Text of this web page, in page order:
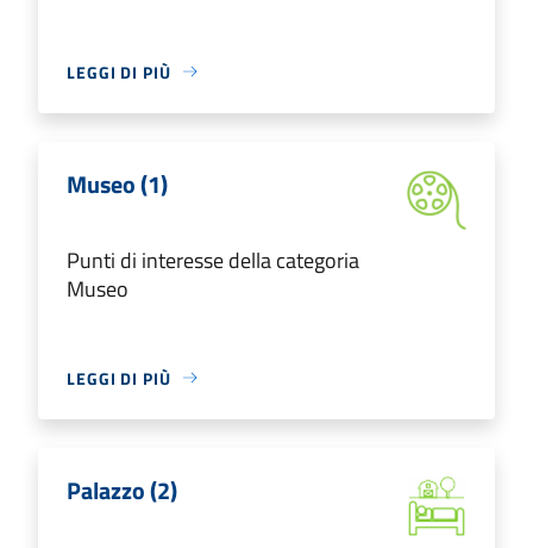
LEGGI DI PIÙ
Museo (1)
Punti di interesse della categoria
Museo
LEGGI DI PIÙ
Palazzo (2)